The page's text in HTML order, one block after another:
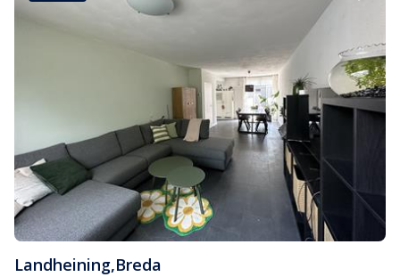
Landheining,Breda